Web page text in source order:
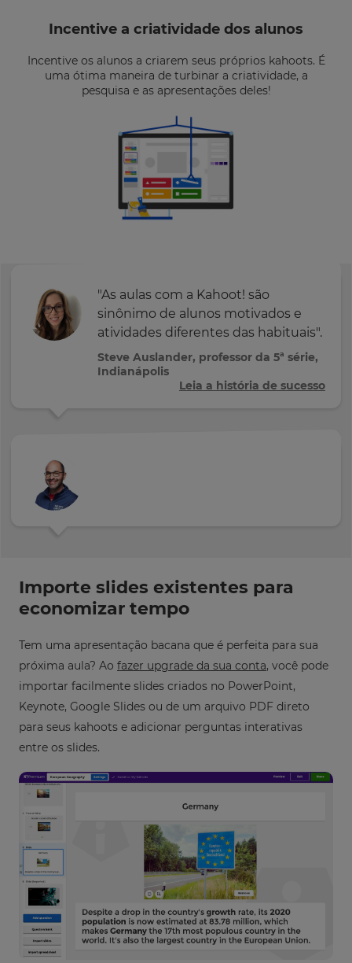
Incentive a criatividade dos alunos
Incentive os alunos a criarem seus próprios kahoots. É
uma ótima maneira de turbinar a criatividade, a
pesquisa e as apresentações deles!
"As aulas com a Kahoot! são
sinônimo de alunos motivados e
atividades diferentes das habituais".
Steve Auslander, professor da 5ª série,
Indianápolis
Leia a história de sucesso
Importe slides existentes para
economizar tempo
Tem uma apresentação bacana que é perfeita para sua
próxima aula? Ao fazer upgrade da sua conta, você pode
importar facilmente slides criados no PowerPoint,
Keynote, Google Slides ou de um arquivo PDF direto
para seus kahoots e adicionar perguntas interativas
entre os slides.
Update
your
settings.
×
Update
your
language,
region
and
currency.
Region